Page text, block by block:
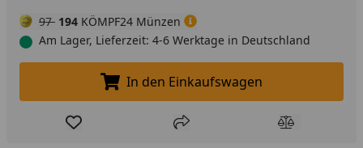
97 194 KÖMPF24 Münzen
Am Lager, Lieferzeit: 4-6 Werktage in Deutschland
In den Einkaufswagen legen
In den Einkaufswagen
Produkt zur Wunschliste hinzufügen
Teilen Produkt